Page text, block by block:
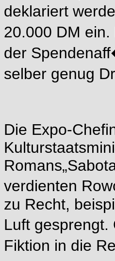
deklariert
20.000 DM
der
selber genug
Die Expo-
verdienten
zu Recht,
Luft
Fiktion in die